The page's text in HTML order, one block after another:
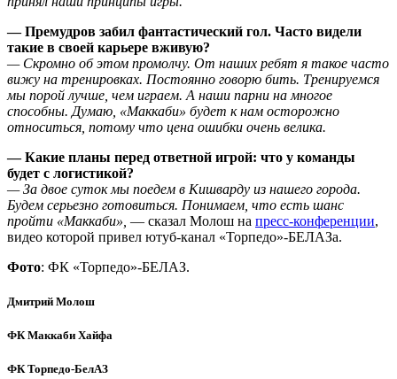
— Премудров забил фантастический гол. Часто видели
такие в своей карьере вживую?
— Скромно об этом промолчу. От наших ребят я такое часто
вижу на тренировках. Постоянно говорю бить. Тренируемся
мы порой лучше, чем играем. А наши парни на многое
способны. Думаю, «Маккаби» будет к нам осторожно
относиться, потому что цена ошибки очень велика.
— Какие планы перед ответной игрой: что у команды
будет с логистикой?
— За двое суток мы поедем в Кишварду из нашего города.
Будем серьезно готовиться. Понимаем, что есть шанс
пройти «Маккаби» — сказал Молош на пресс-конференции,
видео которой привел ютуб-канал «Торпедо»-БЕЛАЗа.
Фото: ФК «Торпедо»-БЕЛАЗ.
Дмитрий Молош
ФК Маккаби Хайфа
ФК Торпедо-БелАЗ